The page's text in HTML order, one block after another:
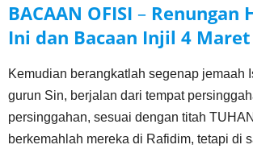
BACAAN OFISI – Renungan
Ini dan Bacaan Injil 4 Maret
Kemudian berangkatlah segenap jemaah
gurun Sin, berjalan dari tempat
persinggahan, sesuai dengan titah
berkemahlah mereka di Rafidim, tetapi di